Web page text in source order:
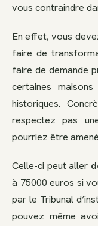
vous contraindre
En effet, vous
faire de
faire de demande
certaines
historiques.
respectez pas
pourriez être
Celle-ci peut aller
à 75000 euros si
par le Tribunal
pouvez même